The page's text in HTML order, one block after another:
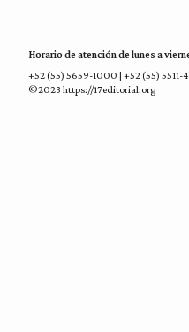
Horario de atención de lunes a
+52 (55) 5659-1000 | +52 (55) 5511-
©2023 https://17editorial.org